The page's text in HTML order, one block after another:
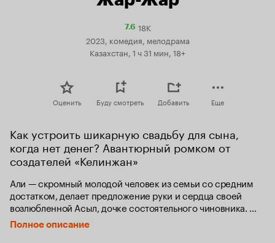
7.6Рейтинг
7.6
18K
2023, комедия, мелодрама
Казахстан, 1 ч 31 мин, 18+
Оценить Буду смотреть Добавить Еще
Как устроить шикарную свадьбу для сына,
когда нет денег? Авантюрный ромком от
создателей «Келинжан»
Али — скромный молодой человек из семьи со средним
достатком, делает предложение руки и сердца своей
возлюбленной Асыл, дочке состоятельного чиновника.
Асыл соглашается, так как очень сильно любит Али.
Родители Асыл не отказывают своей дочке и устраивают
Полное описание